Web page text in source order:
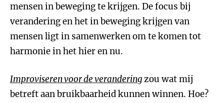
mensen in beweging te krijgen. De focus bij
verandering en het in beweging krijgen van
mensen ligt in samenwerken om te komen tot
harmonie in het hier en nu.
Improviseren voor de veranderingzou wat mij
betreft aan bruikbaarheid kunnen winnen. Hoe?